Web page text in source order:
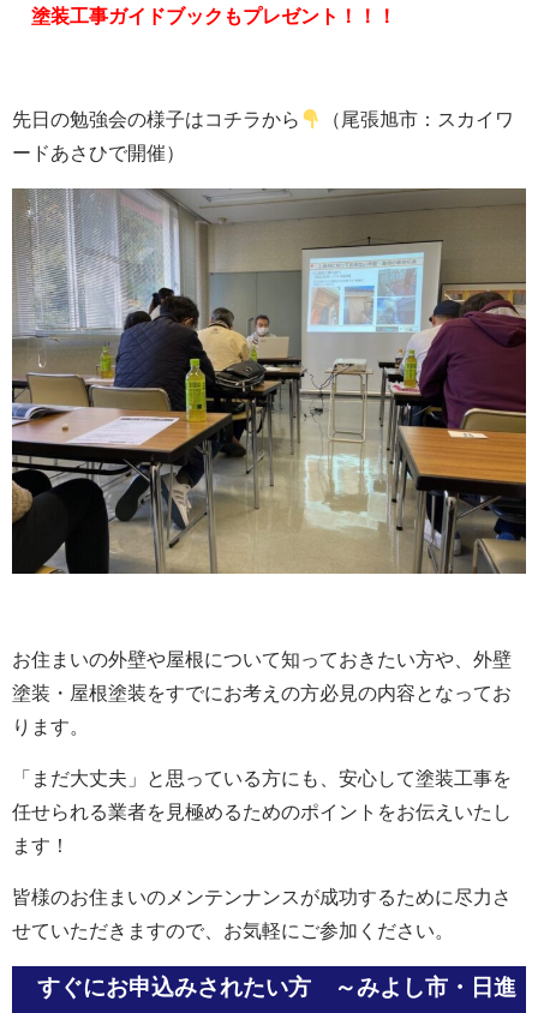
塗装工事ガイドブックもプレゼント！！！
先日の勉強会の様子はコチラから
（尾張旭市：スカイワ
ードあさひで開催）
お住まいの外壁や屋根について知っておきたい方や、外壁
塗装・屋根塗装をすでにお考えの方必見の内容となってお
ります。
「まだ大丈夫」と思っている方にも、安心して塗装工事を
任せられる業者を見極めるためのポイントをお伝えいたし
ます！
皆様のお住まいのメンテンナンスが成功するために尽力さ
せていただきますので、お気軽にご参加ください。
すぐにお申込みされたい方 ～みよし市・日進